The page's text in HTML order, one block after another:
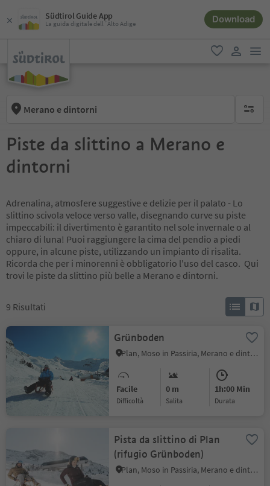
Südtirol Guide App
La guida digitale dell´Alto Adige Download
favoriti
Merano e dintorni
Piste da slittino a Merano e
dintorni
Adrenalina, atmosfere suggestive e delizie per il palato - Lo
slittino scivola veloce verso valle, disegnando curve su piste
impeccabili: il divertimento è garantito nel sole invernale o al
chiaro di luna! Puoi raggiungere la cima del pendio a piedi
oppure, in alcune piste, utilizzando un impianto di risalita.
Ricorda che per i minorenni è obbligatorio l'uso del casco. Qui
trovi le piste da slittino più belle a Merano e dintorni.
9 Risultati
Grünboden
Plan, Moso in Passiria, Merano e dintorni
Facile
Difficoltà
0 m
Salita
1h:00 Min
durata
Pista da slittino di Plan
(rifugio Grünboden)
Plan, Moso in Passiria, Merano e dintorni